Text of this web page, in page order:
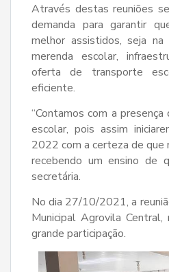
Através destas reuniões
demanda para garantir
melhor assistidos, seja na
merenda escolar,
oferta de transporte
eficiente.
“Contamos com a
escolar, pois assim
2022 com a certeza de que
recebendo um ensino de
secretária.
No dia 27/10/2021, a
Municipal Agrovila Central,
grande participação.